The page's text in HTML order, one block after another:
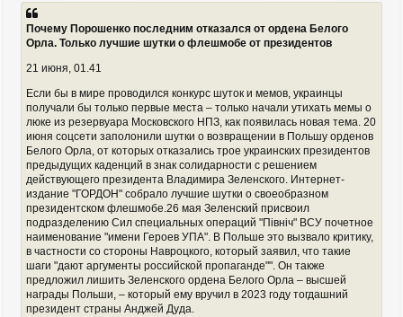
щ
Почему Порошенко последним отказался от ордена Белого
Орла. Только лучшие шутки о флешмобе от президентов
21 июня, 01.41
Если бы в мире проводился конкурс шуток и мемов, украинцы
получали бы только первые места – только начали утихать мемы о
люке из резервуара Московского НПЗ, как появилась новая тема. 20
июня соцсети заполонили шутки о возвращении в Польшу орденов
Белого Орла, от которых отказались трое украинских президентов
предыдущих каденций в знак солидарности с решением
действующего президента Владимира Зеленского. Интернет-
издание "ГОРДОН" собрало лучшие шутки о своеобразном
президентском флешмобе.26 мая Зеленский присвоил
подразделению Сил специальных операций "Північ" ВСУ почетное
наименование "имени Героев УПА". В Польше это вызвало критику,
в частности со стороны Навроцкого, который заявил, что такие
шаги "дают аргументы российской пропаганде"". Он также
предложил лишить Зеленского ордена Белого Орла – высшей
награды Польши, – который ему вручил в 2023 году тогдашний
президент страны Анджей Дуда.